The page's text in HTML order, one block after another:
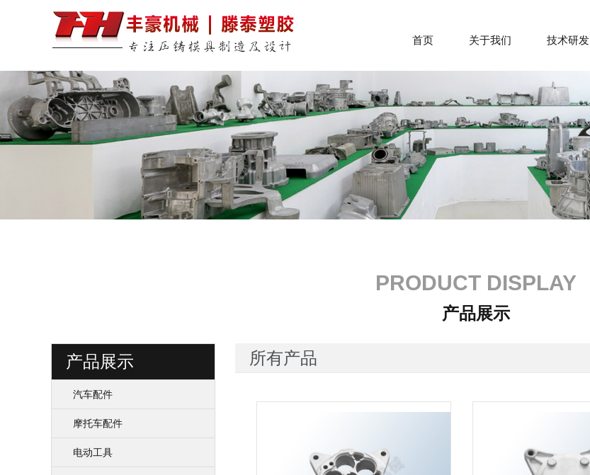
首页 关于我们 技术研发
PRODUCT DISPLAY
产品展示
产品展示
汽车配件
摩托车配件
电动工具
所有产品